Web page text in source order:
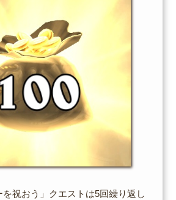
を祝おう」クエストは5回繰り返し